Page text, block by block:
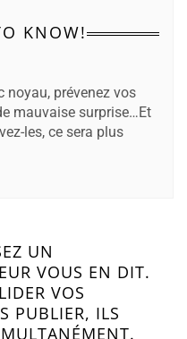
KNOW!
noyau, prévenez vos
mauvaise surprise…Et
les, ce sera plus
UN
VOUS EN DIT.
VOS
PUBLIER, ILS